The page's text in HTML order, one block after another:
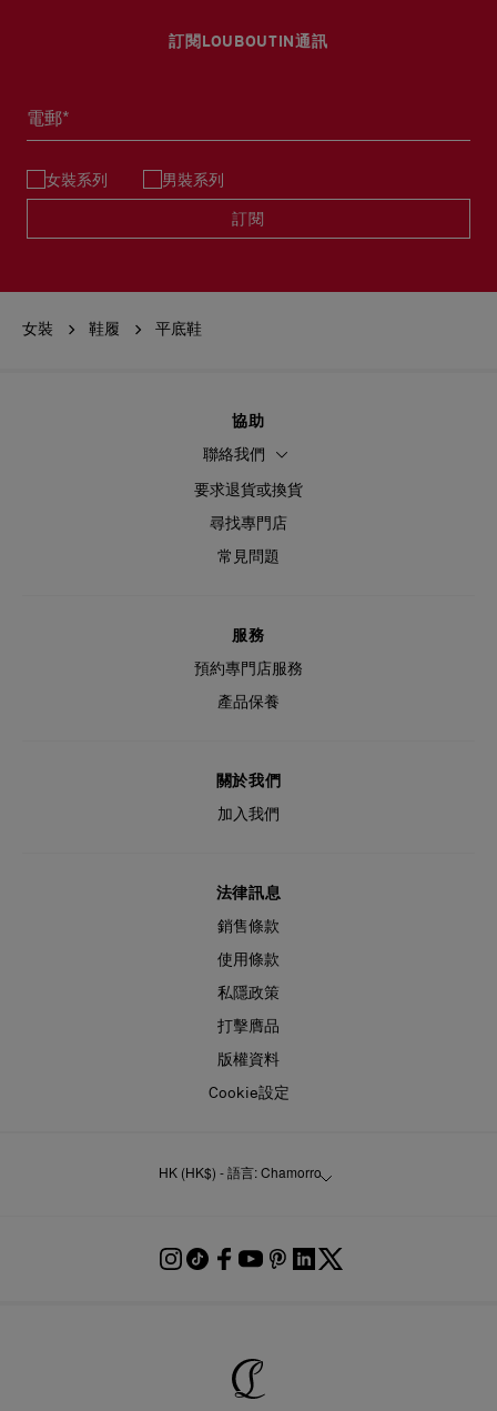
訂閱LOUBOUTIN通訊
電郵*
女裝系列 男裝系列
訂閱
女裝 鞋履 平底鞋
協助
聯絡我們
要求退貨或換貨
尋找專門店
常見問題
服務
預約專門店服務
產品保養
關於我們
加入我們
法律訊息
銷售條款
使用條款
私隱政策
打擊膺品
版權資料
Cookie設定
HK (HK$) - 語言: Chamorro